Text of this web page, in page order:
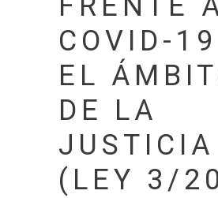
COVID-
EL
DE LA
JUSTICIA
(LEY 3/